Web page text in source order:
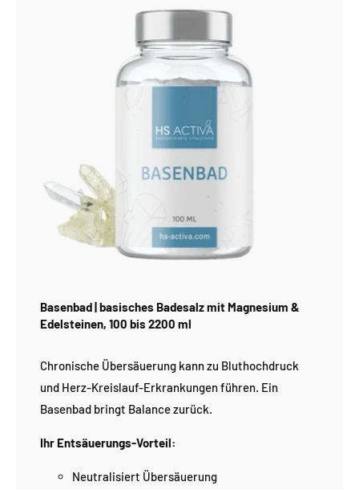
Basenbad | basisches Badesalz mit Magnesium &
Edelsteinen, 100 bis 2200 ml
Chronische Übersäuerung kann zu Bluthochdruck
und Herz-Kreislauf-Erkrankungen führen. Ein
Basenbad bringt Balance zurück.
Ihr Entsäuerungs-Vorteil:
Neutralisiert Übersäuerung